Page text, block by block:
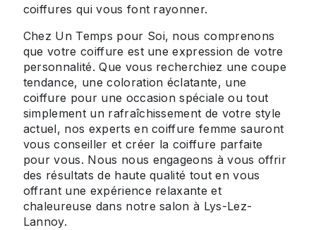
coiffures qui vous font rayonner.
Chez Un Temps pour Soi, nous comprenons
que votre coiffure est une expression de votre
personnalité. Que vous recherchiez une coupe
tendance, une coloration éclatante, une
coiffure pour une occasion spéciale ou tout
simplement un rafraîchissement de votre style
actuel, nos experts en coiffure femme sauront
vous conseiller et créer la coiffure parfaite
pour vous. Nous nous engageons à vous offrir
des résultats de haute qualité tout en vous
offrant une expérience relaxante et
chaleureuse dans notre salon à Lys-Lez-
Lannoy.